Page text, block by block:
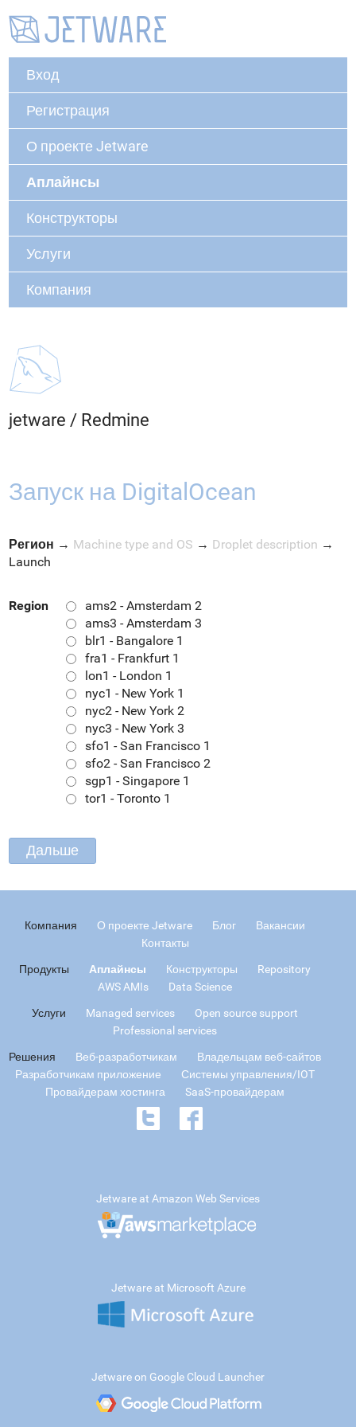
Вход
Регистрация
О проекте Jetware
Аплайнсы
Конструкторы
Услуги
Компания
jetware / Redmine
Запуск на DigitalOcean
Регион → Machine type and OS → Droplet description →
Launch
Region
ams2 - Amsterdam 2
ams3 - Amsterdam 3
blr1 - Bangalore 1
fra1 - Frankfurt 1
lon1 - London 1
nyc1 - New York 1
nyc2 - New York 2
nyc3 - New York 3
sfo1 - San Francisco 1
sfo2 - San Francisco 2
sgp1 - Singapore 1
tor1 - Toronto 1
Компания О проекте Jetware Блог
Вакансии
Контакты
Продукты Аплайнсы Конструкторы
Repository
AWS AMIs
Data Science
Услуги Managed services
Open source support
Professional services
Решения Веб-разработчикам
Владельцам веб-сайтов
Разработчикам приложение
Системы управления/IOT
Провайдерам хостинга
SaaS-провайдерам
Jetware at Amazon Web Services
Jetware at Microsoft Azure
Jetware on Google Cloud Launcher